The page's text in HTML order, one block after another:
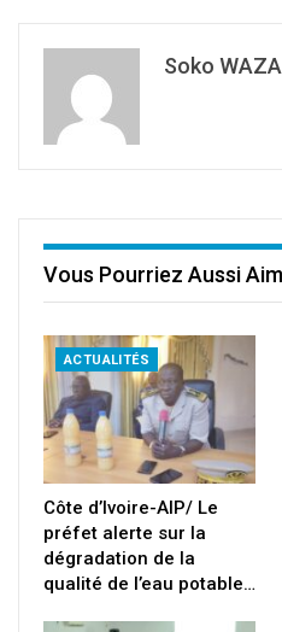
Soko WAZA
Vous Pourriez Aussi
ACTUALITÉS
Côte d’Ivoire-AIP/ Le
préfet alerte sur la
dégradation de la
qualité de l’eau potable…